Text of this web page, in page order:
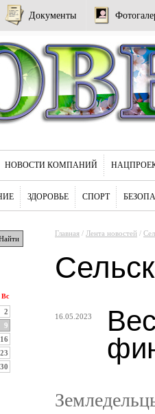
Документы
НОВОСТИ КОМПАНИЙ
ЗДОРОВЬЕ СПОРТ
Вс
2
9
16
23
30
Главная / Лента новостей /
16.05.2023